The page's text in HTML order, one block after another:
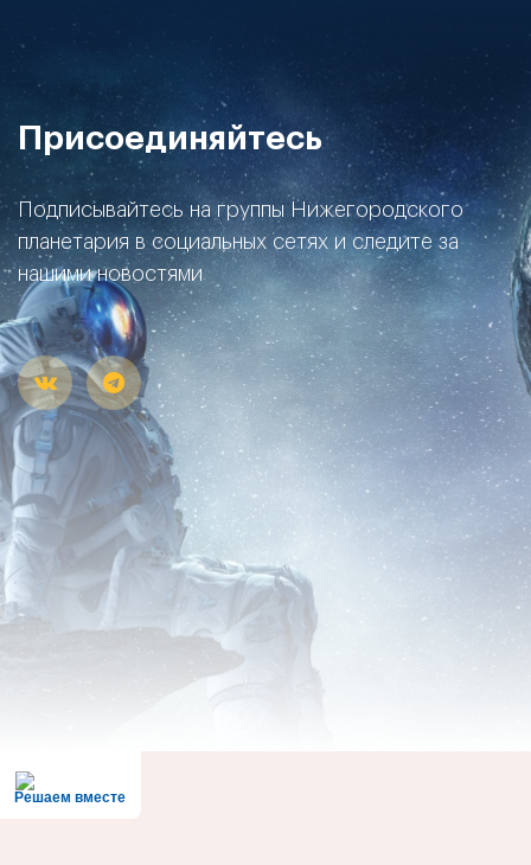
Присоединяйтесь
Подписывайтесь на группы Нижегородского
планетария в социальных сетях и следите за
нашими новостями
Решаем вместе